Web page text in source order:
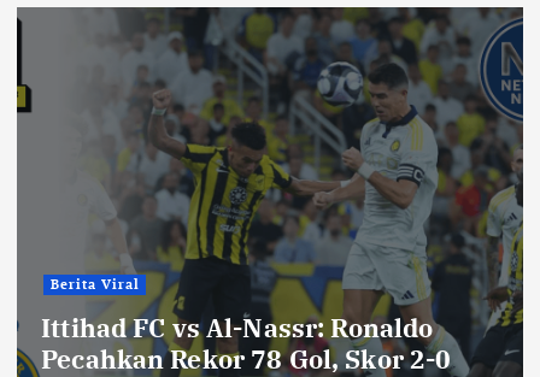
Berita Viral
Ittihad FC vs Al-Nassr: Ronaldo
Pecahkan Rekor 78 Gol, Skor 2-0